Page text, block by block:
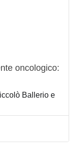
Ballerioe